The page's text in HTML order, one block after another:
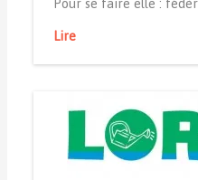
Pour se faire elle :
Lire